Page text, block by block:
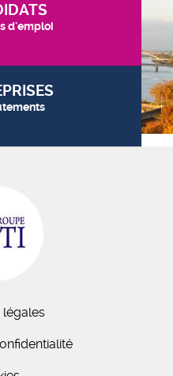
d'emploi
légales